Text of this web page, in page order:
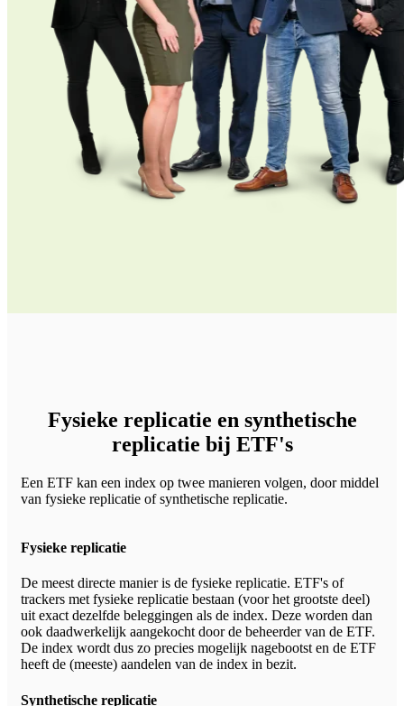
Fysieke replicatie en synthetische
replicatie bij ETF's
Een ETF kan een index op twee manieren volgen, door middel
van fysieke replicatie of synthetische replicatie.
Fysieke replicatie
De meest directe manier is de fysieke replicatie. ETF's of
trackers met fysieke replicatie bestaan (voor het grootste deel)
uit exact dezelfde beleggingen als de index. Deze worden dan
ook daadwerkelijk aangekocht door de beheerder van de ETF.
De index wordt dus zo precies mogelijk nagebootst en de ETF
heeft de (meeste) aandelen van de index in bezit.
Synthetische replicatie